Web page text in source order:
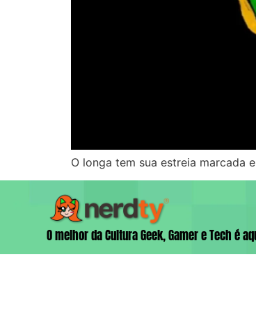
O longa tem sua estreia marcada
O melhor da Cultura Geek, Gamer e Tech é